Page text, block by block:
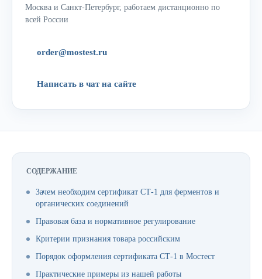
Москва и Санкт-Петербург, работаем дистанционно по
всей России
order@mostest.ru
Написать в чат на сайте
СОДЕРЖАНИЕ
Зачем необходим сертификат СТ-1 для ферментов и
органических соединений
Правовая база и нормативное регулирование
Критерии признания товара российским
Порядок оформления сертификата СТ-1 в Мостест
Практические примеры из нашей работы